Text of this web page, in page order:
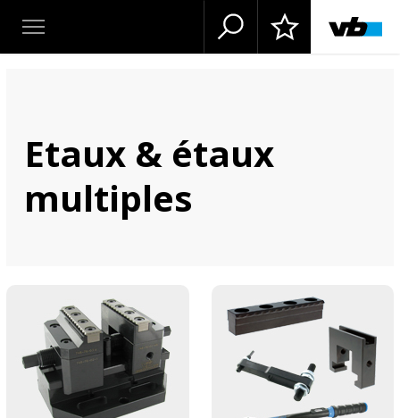
Etaux & étaux
multiples